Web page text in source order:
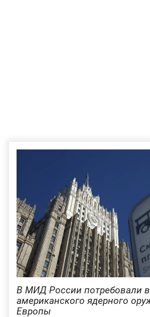
В МИД России потребовали
американского ядерного
Европы